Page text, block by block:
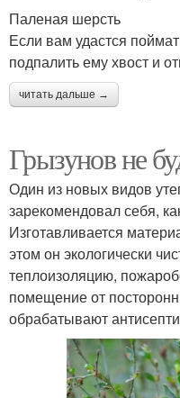
Паленая шерсть
Если вам удастся
подпалить ему хвост и
читать дальше →
Грызунов не
Один из новых видов
зарекомендовал себя,
Изготавливается
этом он экологически
теплоизоляцию,
помещение от
обрабатывают